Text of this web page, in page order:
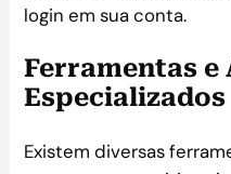
login em sua conta.
Ferramentas
Especializados
Existem diversas